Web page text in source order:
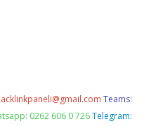
Teams:
0262 606 0 726 Telegram: